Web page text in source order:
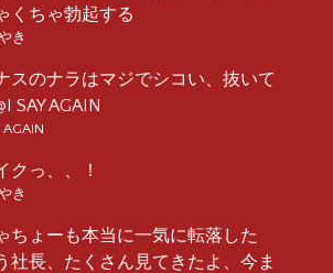
くちゃ勃起する
き
スのナラはマジでシコい、抜いて
AGAIN
AGAIN
クっ、、！
き
ちょーも本当に一気に転落した
社長、たくさん見てきたよ、今ま